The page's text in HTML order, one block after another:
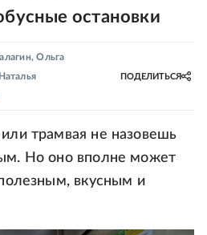
остановки
,Ольга
Наталья
ПОДЕЛИТЬСЯ
трамвая не назовешь
Но оно вполне может
вкусным и